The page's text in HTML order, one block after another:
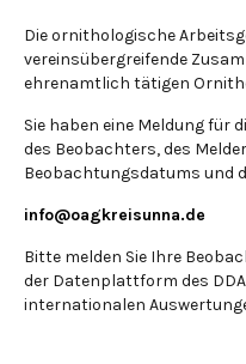
Die ornithologische
vereinsübergreifende
ehrenamtlich tätigen
Sie haben eine Meldung für
des Beobachters, des
Beobachtungsdatums und
info@oagkreisunna.de
Bitte melden Sie Ihre
der Datenplattform des
internationalen